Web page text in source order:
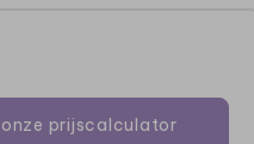
onze prijscalculator